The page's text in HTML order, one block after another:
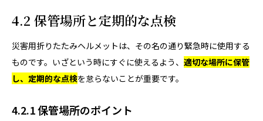
4.2 保管場所と定期的な点検
災害用折りたたみヘルメットは、その名の通り緊急時に使用する
ものです。いざという時にすぐに使えるよう、 適切な場所に保管
し、定期的な点検を怠らないことが重要です。
4.2.1 保管場所のポイント